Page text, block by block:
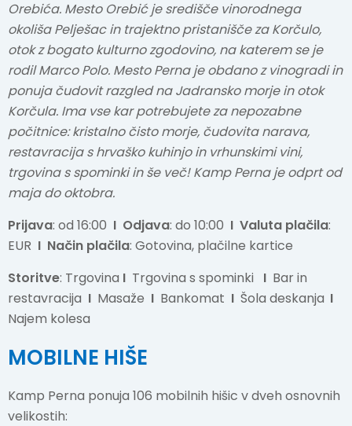
Orebića. Mesto Orebić je središče vinorodnega
okoliša Pelješac in trajektno pristanišče za Korčulo,
otok z bogato kulturno zgodovino, na katerem se je
rodil Marco Polo. Mesto Perna je obdano z vinogradi in
ponuja čudovit razgled na Jadransko morje in otok
Korčula. Ima vse kar potrebujete za nepozabne
počitnice: kristalno čisto morje, čudovita narava,
restavracija s hrvaško kuhinjo in vrhunskimi vini,
trgovina s spominki in še več! Kamp Perna je odprt od
maja do oktobra.
Prijava: od 16:00 I Odjava: do 10:00 I Valuta plačila:
EUR I Način plačila: Gotovina, plačilne kartice
Storitve: Trgovina I Trgovina s spominki I Bar in
restavracija I Masaže I Bankomat I Šola deskanja I
Najem kolesa
MOBILNE HIŠE
Kamp Perna ponuja 106 mobilnih hišic v dveh osnovnih
velikostih: